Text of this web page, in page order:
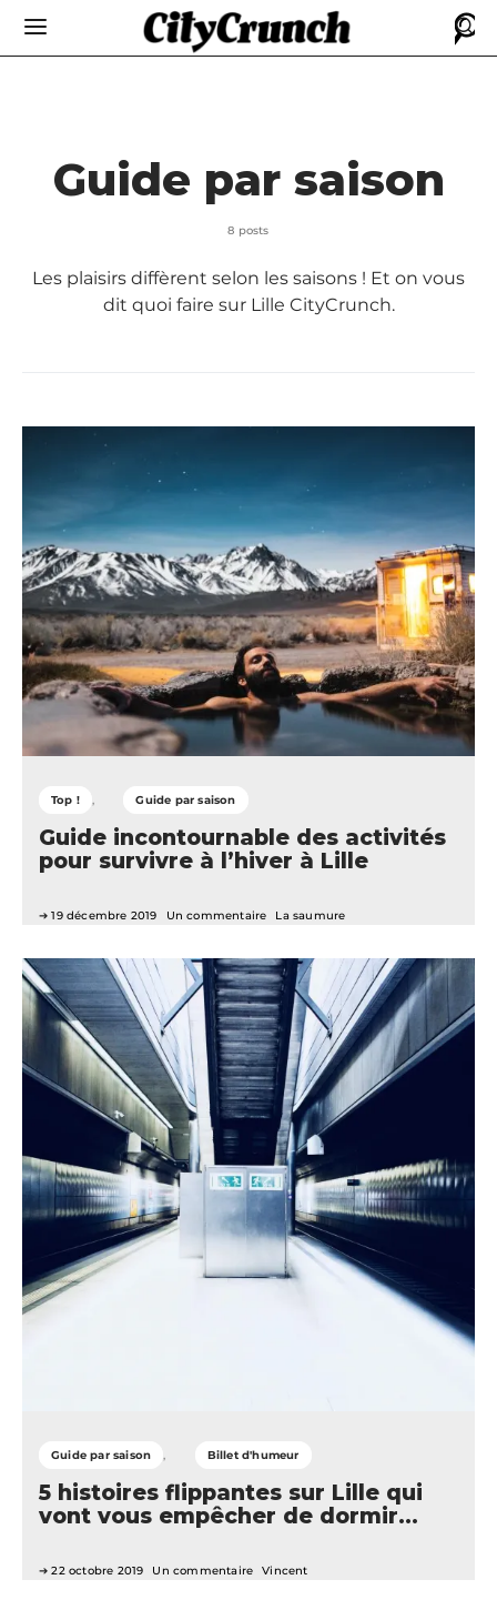
Guide par saison
8 posts
Les plaisirs diffèrent selon les saisons ! Et on vous
dit quoi faire sur Lille CityCrunch.
Top ! Guide par saison
Guide incontournable des activités
pour survivre à l’hiver à Lille
19 décembre 2019 Un commentaire La saumure
Guide par saison Billet d'humeur
5 histoires flippantes sur Lille qui
vont vous empêcher de dormir…
22 octobre 2019 Un commentaire Vincent